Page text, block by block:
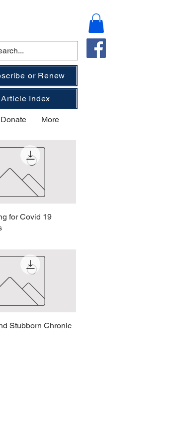
or Renew
Article Index
Donate More
for Covid 19
Stubborn Chronic